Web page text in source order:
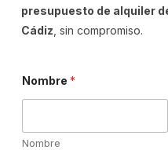
presupuesto de alquiler
Cádiz , sin compromiso.
Nombre *
Nombre